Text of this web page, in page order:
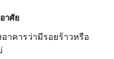
าศัย
าคารว่ามีรอยร้าวหรือ